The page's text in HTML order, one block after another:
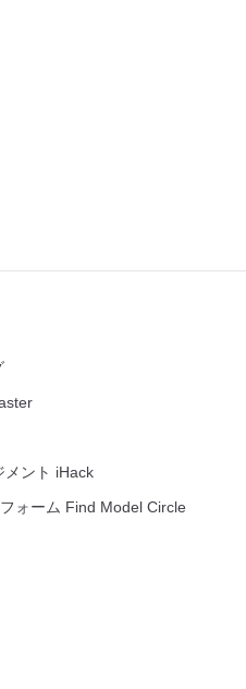
メント iHack
ォーム Find Model Circle